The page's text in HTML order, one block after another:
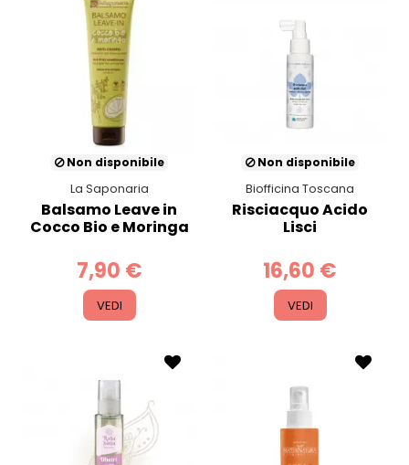
Non disponibile
La Saponaria
Balsamo Leave in
Cocco Bio e Moringa
7,90 €
VEDI
Non disponibile
Biofficina Toscana
Risciacquo Acido
Lisci
16,60 €
VEDI